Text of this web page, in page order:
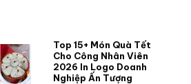
Top 15+ Món Quà Tết
Cho Công Nhân Viên
2026 In Logo Doanh
Nghiệp Ấn Tượng